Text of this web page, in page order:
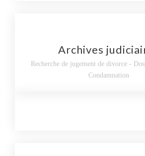
Archives
Recherche de jugement de divorce -
Condamnation